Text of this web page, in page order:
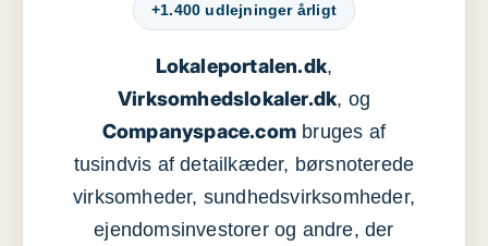
+1.400 udlejninger årligt
Lokaleportalen.dk,
Virksomhedslokaler.dk, og
Companyspace.com bruges af
tusindvis af detailkæder, børsnoterede
virksomheder, sundhedsvirksomheder,
ejendomsinvestorer og andre, der